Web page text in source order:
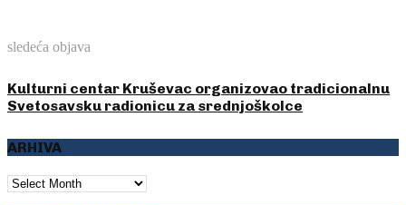
sledeća objava
Kulturni centar Kruševac organizovao tradicionalnu
Svetosavsku radionicu za srednjoškolce
ARHIVA
ARHIVA